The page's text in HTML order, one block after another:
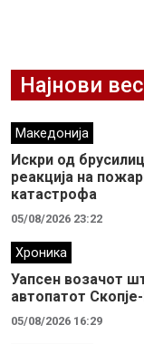
Најнови
Македонија
Искри од
реакција на
катастрофа
05/08/2026 23:22
Хроника
Уапсен возачот
автопатот
05/08/2026 16:29